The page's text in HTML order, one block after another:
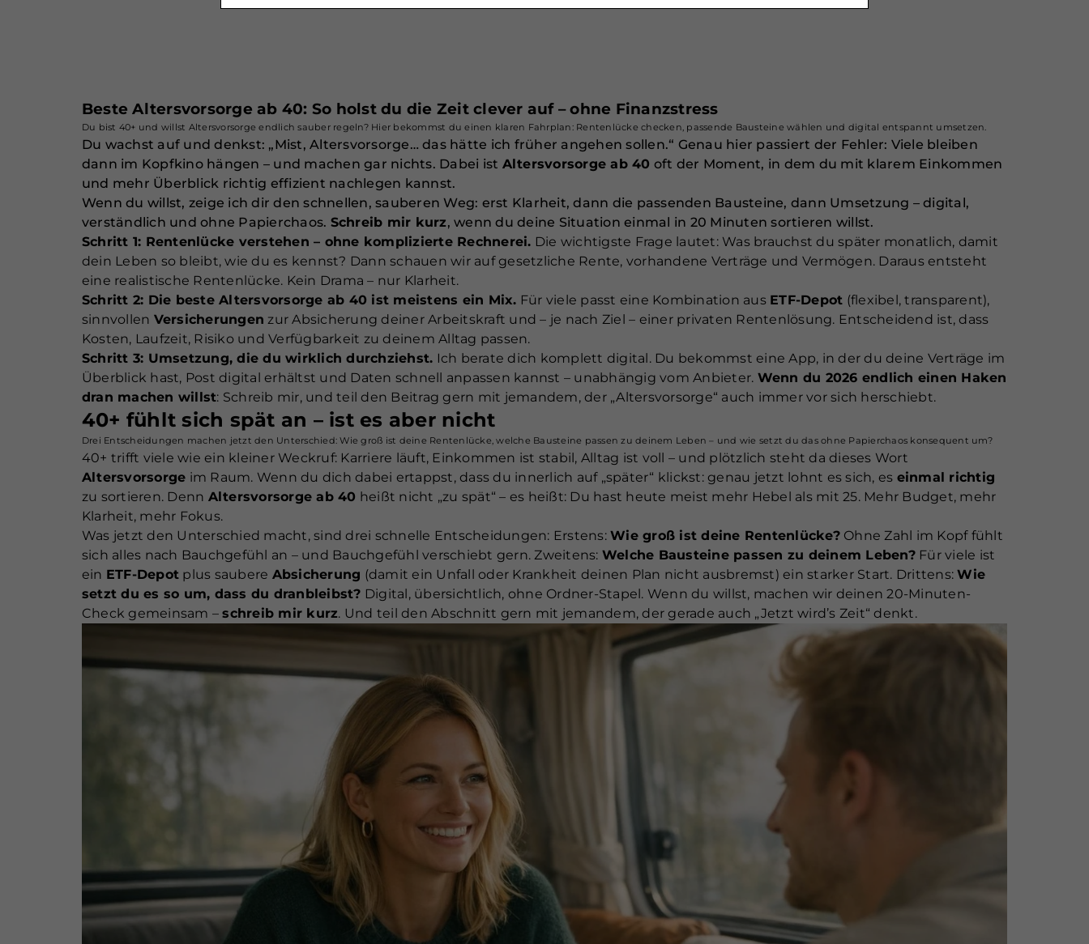
Beste Altersvorsorge ab 40: So holst du die Zeit clever auf – ohne Finanzstress
Du bist 40+ und willst Altersvorsorge endlich sauber regeln? Hier bekommst du einen klaren Fahrplan: Rentenlücke checken, passende Bausteine wählen und digital entspannt umsetzen.
Du wachst auf und denkst: „Mist, Altersvorsorge… das hätte ich früher angehen sollen.“ Genau hier passiert der Fehler: Viele bleiben
dann im Kopfkino hängen – und machen gar nichts. Dabei ist Altersvorsorge ab 40 oft der Moment, in dem du mit klarem Einkommen
und mehr Überblick richtig effizient nachlegen kannst.
Wenn du willst, zeige ich dir den schnellen, sauberen Weg: erst Klarheit, dann die passenden Bausteine, dann Umsetzung – digital,
verständlich und ohne Papierchaos. Schreib mir kurz, wenn du deine Situation einmal in 20 Minuten sortieren willst.
Schritt 1: Rentenlücke verstehen – ohne komplizierte Rechnerei. Die wichtigste Frage lautet: Was brauchst du später monatlich, damit
dein Leben so bleibt, wie du es kennst? Dann schauen wir auf gesetzliche Rente, vorhandene Verträge und Vermögen. Daraus entsteht
eine realistische Rentenlücke. Kein Drama – nur Klarheit.
Schritt 2: Die beste Altersvorsorge ab 40 ist meistens ein Mix. Für viele passt eine Kombination aus ETF-Depot (flexibel, transparent),
sinnvollen Versicherungen zur Absicherung deiner Arbeitskraft und – je nach Ziel – einer privaten Rentenlösung. Entscheidend ist, dass
Kosten, Laufzeit, Risiko und Verfügbarkeit zu deinem Alltag passen.
Schritt 3: Umsetzung, die du wirklich durchziehst. Ich berate dich komplett digital. Du bekommst eine App, in der du deine Verträge im
Überblick hast, Post digital erhältst und Daten schnell anpassen kannst – unabhängig vom Anbieter. Wenn du 2026 endlich einen Haken
dran machen willst: Schreib mir, und teil den Beitrag gern mit jemandem, der „Altersvorsorge“ auch immer vor sich herschiebt.
40+ fühlt sich spät an – ist es aber nicht
Drei Entscheidungen machen jetzt den Unterschied: Wie groß ist deine Rentenlücke, welche Bausteine passen zu deinem Leben – und wie setzt du das ohne Papierchaos konsequent um?
40+ trifft viele wie ein kleiner Weckruf: Karriere läuft, Einkommen ist stabil, Alltag ist voll – und plötzlich steht da dieses Wort
Altersvorsorge im Raum. Wenn du dich dabei ertappst, dass du innerlich auf „später“ klickst: genau jetzt lohnt es sich, es einmal richtig
zu sortieren. Denn Altersvorsorge ab 40 heißt nicht „zu spät“ – es heißt: Du hast heute meist mehr Hebel als mit 25. Mehr Budget, mehr
Klarheit, mehr Fokus.
Was jetzt den Unterschied macht, sind drei schnelle Entscheidungen: Erstens:Wie groß ist deine Rentenlücke?Ohne Zahl im Kopf fühlt
sich alles nach Bauchgefühl an – und Bauchgefühl verschiebt gern. Zweitens: Welche Bausteine passen zu deinem Leben?Für viele ist
ein ETF-Depot plus saubere Absicherung (damit ein Unfall oder Krankheit deinen Plan nicht ausbremst) ein starker Start. Drittens:Wie
setzt du es so um, dass du dranbleibst? Digital, übersichtlich, ohne Ordner-Stapel. Wenn du willst, machen wir deinen 20-Minuten-
Check gemeinsam –schreib mir kurz. Und teil den Abschnitt gern mit jemandem, der gerade auch „Jetzt wird’s Zeit“ denkt.